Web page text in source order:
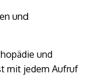
und
und
mit jedem Aufruf